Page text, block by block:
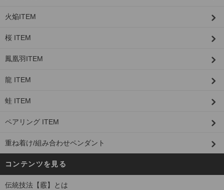
火焔ITEM
桜 ITEM
鳳凰羽ITEM
龍 ITEM
蛙 ITEM
ペアリング ITEM
重ね着け/組み合わせペンダント
コンテンツを見る
伝統技法【霰】とは